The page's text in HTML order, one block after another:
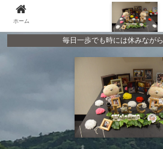
毎日一歩でも時には休みなが
ホーム